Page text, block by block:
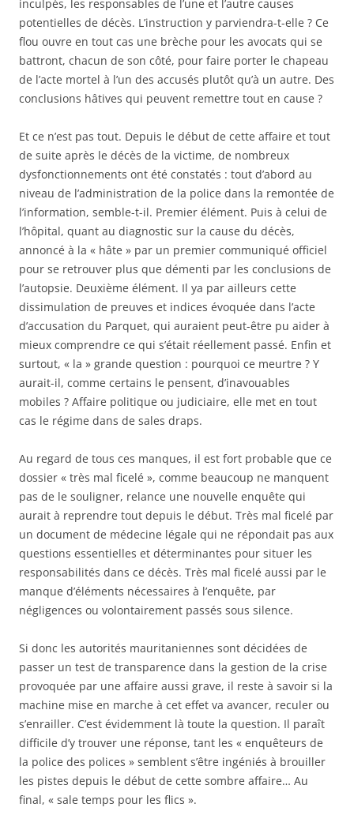
inculpés, les responsables de l’une et l’autre causes
potentielles de décès. L’instruction y parviendra-t-elle ? Ce
flou ouvre en tout cas une brèche pour les avocats qui se
battront, chacun de son côté, pour faire porter le chapeau
de l’acte mortel à l’un des accusés plutôt qu’à un autre. Des
conclusions hâtives qui peuvent remettre tout en cause ?
Et ce n’est pas tout. Depuis le début de cette affaire et tout
de suite après le décès de la victime, de nombreux
dysfonctionnements ont été constatés : tout d’abord au
niveau de l’administration de la police dans la remontée de
l’information, semble-t-il. Premier élément. Puis à celui de
l’hôpital, quant au diagnostic sur la cause du décès,
annoncé à la « hâte » par un premier communiqué officiel
pour se retrouver plus que démenti par les conclusions de
l’autopsie. Deuxième élément. Il ya par ailleurs cette
dissimulation de preuves et indices évoquée dans l’acte
d’accusation du Parquet, qui auraient peut-être pu aider à
mieux comprendre ce qui s’était réellement passé. Enfin et
surtout, « la » grande question : pourquoi ce meurtre ? Y
aurait-il, comme certains le pensent, d’inavouables
mobiles ? Affaire politique ou judiciaire, elle met en tout
cas le régime dans de sales draps.
Au regard de tous ces manques, il est fort probable que ce
dossier « très mal ficelé », comme beaucoup ne manquent
pas de le souligner, relance une nouvelle enquête qui
aurait à reprendre tout depuis le début. Très mal ficelé par
un document de médecine légale qui ne répondait pas aux
questions essentielles et déterminantes pour situer les
responsabilités dans ce décès. Très mal ficelé aussi par le
manque d’éléments nécessaires à l’enquête, par
négligences ou volontairement passés sous silence.
Si donc les autorités mauritaniennes sont décidées de
passer un test de transparence dans la gestion de la crise
provoquée par une affaire aussi grave, il reste à savoir si la
machine mise en marche à cet effet va avancer, reculer ou
s’enrailler. C’est évidemment là toute la question. Il paraît
difficile d’y trouver une réponse, tant les « enquêteurs de
la police des polices » semblent s’être ingéniés à brouiller
les pistes depuis le début de cette sombre affaire… Au
final, « sale temps pour les flics ».